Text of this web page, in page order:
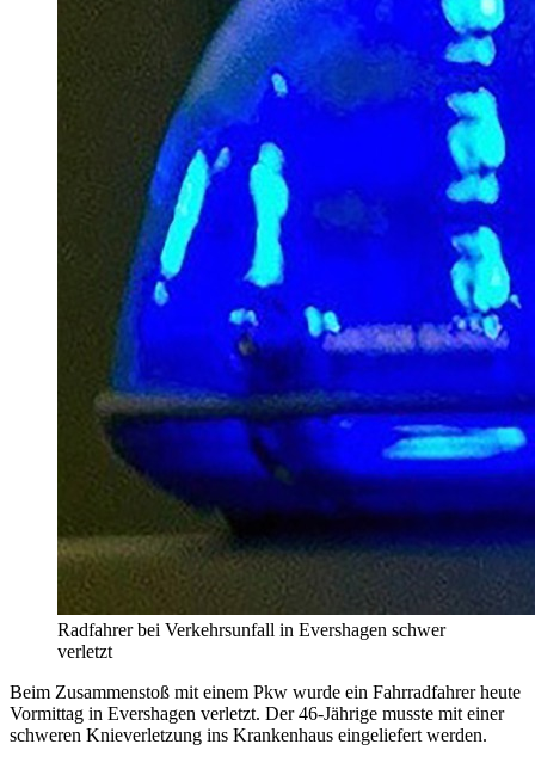
Radfahrer bei Verkehrsunfall in Evershagen schwer
verletzt
Beim Zusammenstoß mit einem Pkw wurde ein Fahrradfahrer heute
Vormittag in Evershagen verletzt. Der 46-Jährige musste mit einer
schweren Knieverletzung ins Krankenhaus eingeliefert werden.